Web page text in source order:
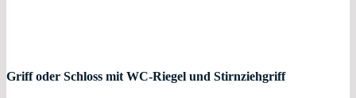
Griff oder Schloss mit WC-Riegel und Stirnziehgriff